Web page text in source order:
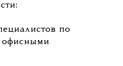
по
офисными